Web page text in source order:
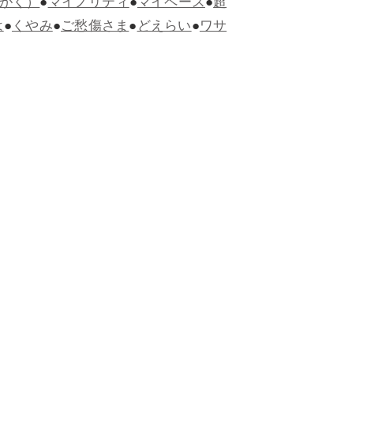
●くやみ●ご愁傷さま●どえらい●ワサ